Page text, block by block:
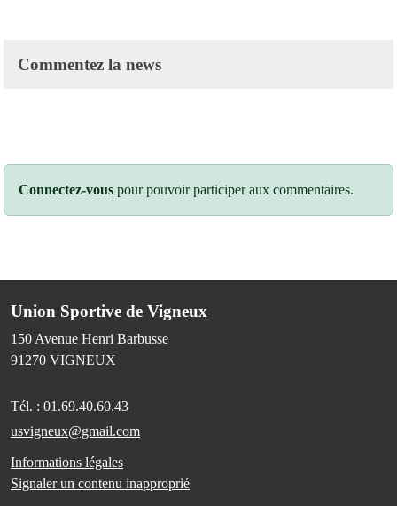
Commentez la news
Connectez-vous pour pouvoir participer aux commentaires.
Union Sportive de Vigneux
150 Avenue Henri Barbusse
91270 VIGNEUX
Tél. : 01.69.40.60.43
usvigneux@gmail.com
Informations légales
Signaler un contenu inapproprié